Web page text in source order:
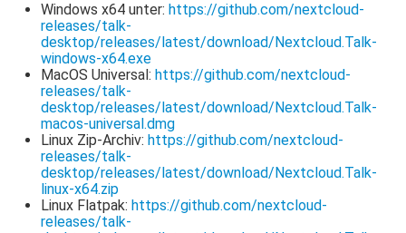
Windows x64 unter: https://github.com/nextcloud-
releases/talk-
desktop/releases/latest/download/Nextcloud.Talk-
windows-x64.exe
MacOS Universal: https://github.com/nextcloud-
releases/talk-
desktop/releases/latest/download/Nextcloud.Talk-
macos-universal.dmg
Linux Zip-Archiv: https://github.com/nextcloud-
releases/talk-
desktop/releases/latest/download/Nextcloud.Talk-
linux-x64.zip
Linux Flatpak: https://github.com/nextcloud-
releases/talk-